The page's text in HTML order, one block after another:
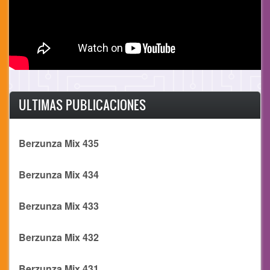
ULTIMAS PUBLICACIONES
Berzunza Mix 435
Berzunza Mix 434
Berzunza Mix 433
Berzunza Mix 432